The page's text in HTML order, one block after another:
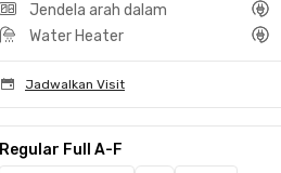
Jendela arah dalam
Water Heater
Jadwalkan Visit
Regular Full A-F